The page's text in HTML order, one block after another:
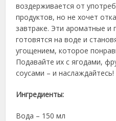
воздерживается от
продуктов, но не хочет
завтраке. Эти ароматные и
готовятся на воде и
угощением, которое
Подавайте их с ягодами,
соусами – и наслаждайтесь!
Ингредиенты:
Вода – 150 мл